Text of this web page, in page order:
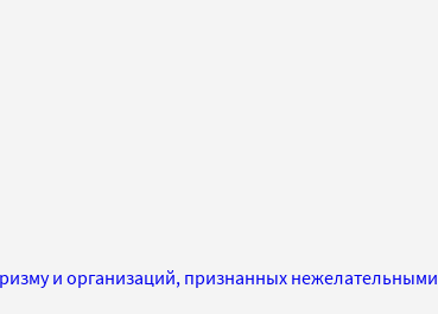
и организаций, признанных нежелательными